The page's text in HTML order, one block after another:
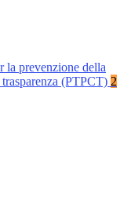
la prevenzione della
(PTPCT) 2